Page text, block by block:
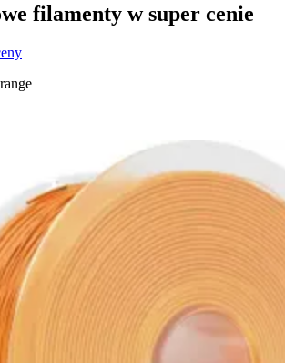
filamenty w super cenie